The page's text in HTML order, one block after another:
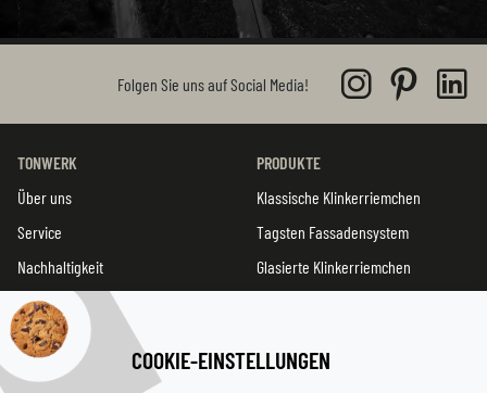
Folgen Sie uns auf Social Media!
TONWERK
Über uns
Service
Nachhaltigkeit
PRODUKTE
Klassische Klinkerriemchen
Tagsten Fassadensystem
Glasierte Klinkerriemchen
Alle Serien
COOKIE-EINSTELLUNGEN